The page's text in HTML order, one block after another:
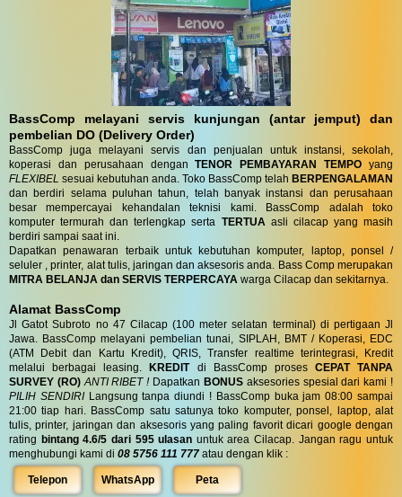
BassComp melayani servis kunjungan (antar jemput) dan
pembelian DO (Delivery Order)
BassComp juga melayani servis dan penjualan untuk instansi, sekolah,
koperasi dan perusahaan denganTENOR PEMBAYARAN TEMPO yang
FLEXIBEL sesuai kebutuhan anda. Toko BassComp telah BERPENGALAMAN
dan berdiri selama puluhan tahun, telah banyak instansi dan perusahaan
besar mempercayai kehandalan teknisi kami. BassComp adalah toko
komputer termurah dan terlengkap serta TERTUA asli cilacap yang masih
berdiri sampai saat ini.
Dapatkan penawaran terbaik untuk kebutuhan komputer, laptop, ponsel /
seluler , printer, alat tulis, jaringan dan aksesoris anda. Bass Comp merupakan
MITRA BELANJA dan SERVIS TERPERCAYA warga Cilacap dan sekitarnya.
Alamat BassComp
Jl Gatot Subroto no 47 Cilacap (100 meter selatan terminal) di pertigaan Jl
Jawa. BassComp melayani pembelian tunai, SIPLAH, BMT / Koperasi, EDC
(ATM Debit dan Kartu Kredit), QRIS, Transfer realtime terintegrasi, Kredit
melalui berbagai leasing.KREDITdi BassComp proses CEPAT TANPA
SURVEY (RO) ANTI RIBET !Dapatkan BONUSaksesories spesial dari kami !
PILIH SENDIRILangsung tanpa diundi ! BassComp buka jam 08:00 sampai
21:00 tiap hari. BassComp satu satunya toko komputer, ponsel, laptop, alat
tulis, printer, jaringan dan aksesoris yang paling favorit dicari google dengan
rating bintang 4.6/5 dari 595 ulasan untuk area Cilacap. Jangan ragu untuk
menghubungi kami di 08 5756 111 777 atau dengan klik :
Telepon WhatsApp Peta